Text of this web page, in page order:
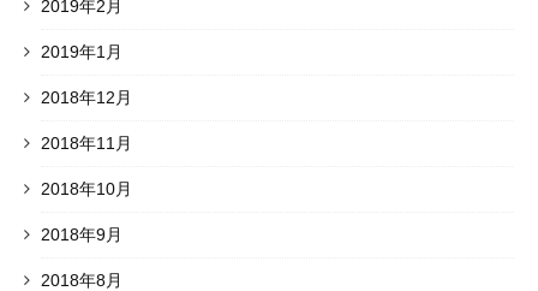
2019年2月
2019年1月
2018年12月
2018年11月
2018年10月
2018年9月
2018年8月